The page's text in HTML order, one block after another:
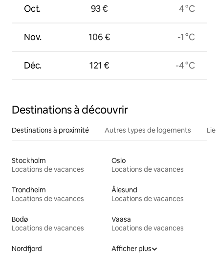
Oct.
Nov.
Déc.
93 €
106 €
121 €
4 °C
-1 °C
-4 °C
Destinations à découvrir
Destinations à proximité Autres types de logements
Stockholm
Locations de vacances
Oslo
Locations de vacances
Trondheim
Locations de vacances
Ålesund
Locations de vacances
Bodø
Locations de vacances
Vaasa
Locations de vacances
Nordfjord
Afficher plus